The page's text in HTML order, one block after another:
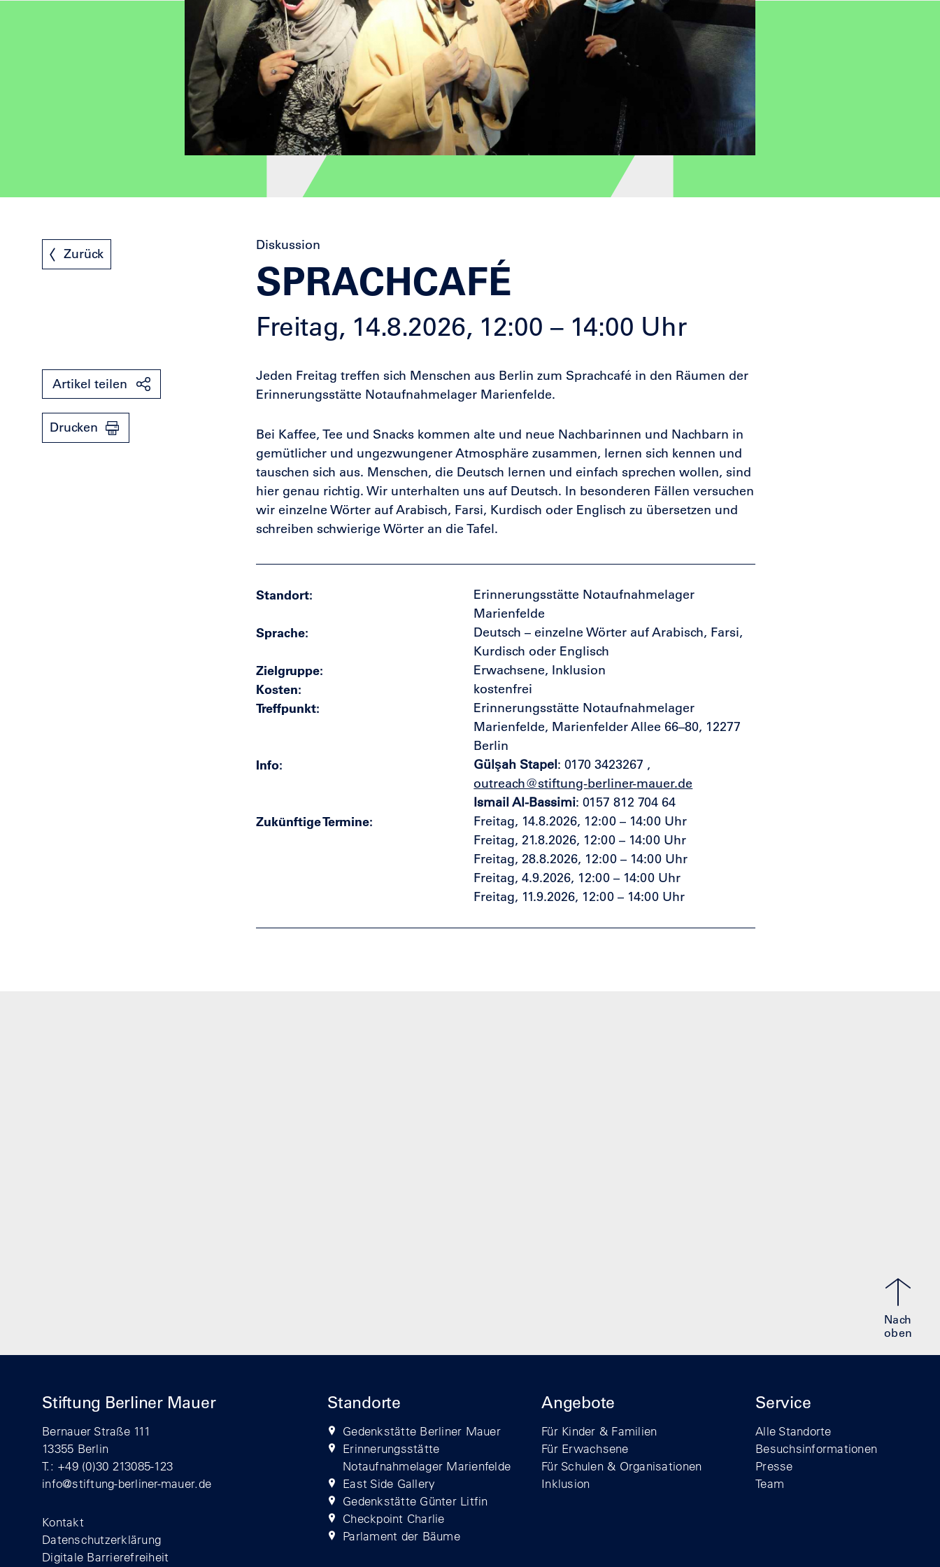
Zurück
Diskussion
SPRACHCAFÉ
Freitag, 14.8.2026, 12:00 – 14:00 Uhr
Artikel teilen
Drucken
Jeden Freitag treffen sich Menschen aus Berlin zum Sprachcafé in den Räumen der
Erinnerungsstätte Notaufnahmelager Marienfelde.
Bei Kaffee, Tee und Snacks kommen alte und neue Nachbarinnen und Nachbarn in
gemütlicher und ungezwungener Atmosphäre zusammen, lernen sich kennen und
tauschen sich aus. Menschen, die Deutsch lernen und einfach sprechen wollen, sind
hier genau richtig. Wir unterhalten uns auf Deutsch. In besonderen Fällen versuchen
wir einzelne Wörter auf Arabisch, Farsi, Kurdisch oder Englisch zu übersetzen und
schreiben schwierige Wörter an die Tafel.
Standort
Erinnerungsstätte Notaufnahmelager
Marienfelde
Sprache
Deutsch – einzelne Wörter auf Arabisch, Farsi,
Kurdisch oder Englisch
Zielgruppe Erwachsene, Inklusion
Kosten kostenfrei
Treffpunkt
Erinnerungsstätte Notaufnahmelager
Marienfelde, Marienfelder Allee 66–80, 12277
Berlin
Info Gülşah Stapel:0170 3423267 ,
outreach@stiftung-berliner-mauer.de
Ismail Al-Bassimi:0157 812 704 64
Zukünftige Termine
Freitag, 14.8.2026, 12:00 – 14:00 Uhr
Freitag, 21.8.2026, 12:00 – 14:00 Uhr
Freitag, 28.8.2026, 12:00 – 14:00 Uhr
Freitag, 4.9.2026, 12:00 – 14:00 Uhr
Freitag, 11.9.2026, 12:00 – 14:00 Uhr
Nach
oben
Stiftung Berliner Mauer
Bernauer Straße 111
13355 Berlin
T.: +49 (0)30 213085-123
info@stiftung-berliner-mauer.de
Kontakt
Datenschutzerklärung
Digitale Barrierefreiheit
Standorte
Gedenkstätte Berliner Mauer
Erinnerungsstätte
Notaufnahmelager Marienfelde
East Side Gallery
Gedenkstätte Günter Litfin
Checkpoint Charlie
Parlament der Bäume
Angebote
Für Kinder & Familien
Für Erwachsene
Für Schulen & Organisationen
Inklusion
Service
Alle Standorte
Besuchsinformationen
Presse
Team